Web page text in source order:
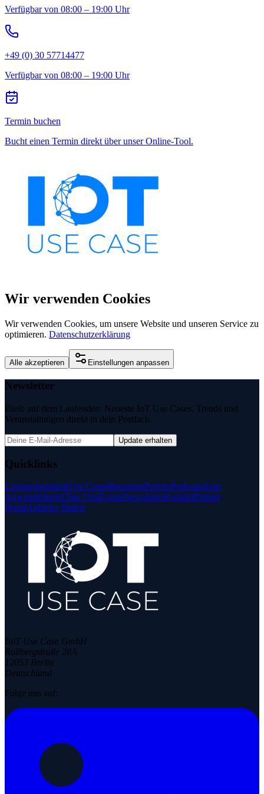
Verfügbar von 08:00 – 19:00 Uhr
+49 (0) 30 57714477
Verfügbar von 08:00 – 19:00 Uhr
Termin buchen
Bucht einen Termin direkt über unser Online-Tool.
Wir verwenden Cookies
Wir verwenden Cookies, um unsere Website und unseren Service zu
optimieren. Datenschutzerklärung
Alle akzeptieren Einstellungen anpassen
Newsletter
Bleib auf dem Laufenden: Neueste IoT Use Cases, Trends und
Veranstaltungen direkt in dein Postfach.
Update erhalten
Quicklinks
LösungsbeispieleUse CasesBausteinePartnerPodcastsZum
AnwenderkreisÜber UnsEventsNewsletterKontaktPartner
PortalAnbieter finden
IIoT Use Case GmbH
Rollbergstraße 28A
12053 Berlin
Deutschland
Folge uns auf: